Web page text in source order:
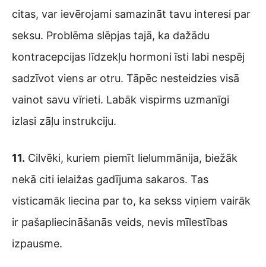
citas, var ievērojami samazināt tavu interesi par
seksu. Problēma slēpjas tajā, ka dažādu
kontracepcijas līdzekļu hormoni īsti labi nespēj
sadzīvot viens ar otru. Tāpēc nesteidzies visā
vainot savu vīrieti. Labāk vispirms uzmanīgi
izlasi zāļu instrukciju.
11. Cilvēki, kuriem piemīt lielummānija, biežāk
nekā citi ielaižas gadījuma sakaros. Tas
visticamāk liecina par to, ka sekss viņiem vairāk
ir pašapliecināšanās veids, nevis mīlestības
izpausme.